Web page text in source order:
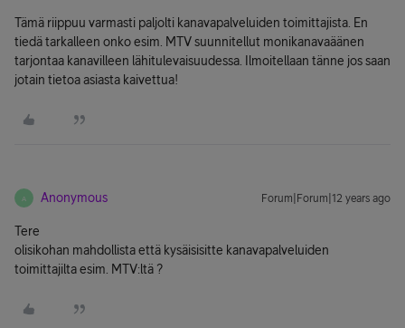
Tämä riippuu varmasti paljolti kanavapalveluiden toimittajista. En
tiedä tarkalleen onko esim. MTV suunnitellut monikanavaäänen
tarjontaa kanavilleen lähitulevaisuudessa. Ilmoitellaan tänne jos saan
jotain tietoa asiasta kaivettua!
A Anonymous Forum|Forum|12 years ago
Tere
olisikohan mahdollista että kysäisisitte kanavapalveluiden
toimittajilta esim. MTV:ltä ?